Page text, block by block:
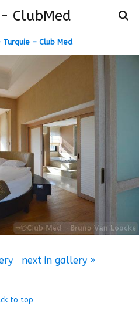
ClubMed
– Club Med
next in gallery »
to top